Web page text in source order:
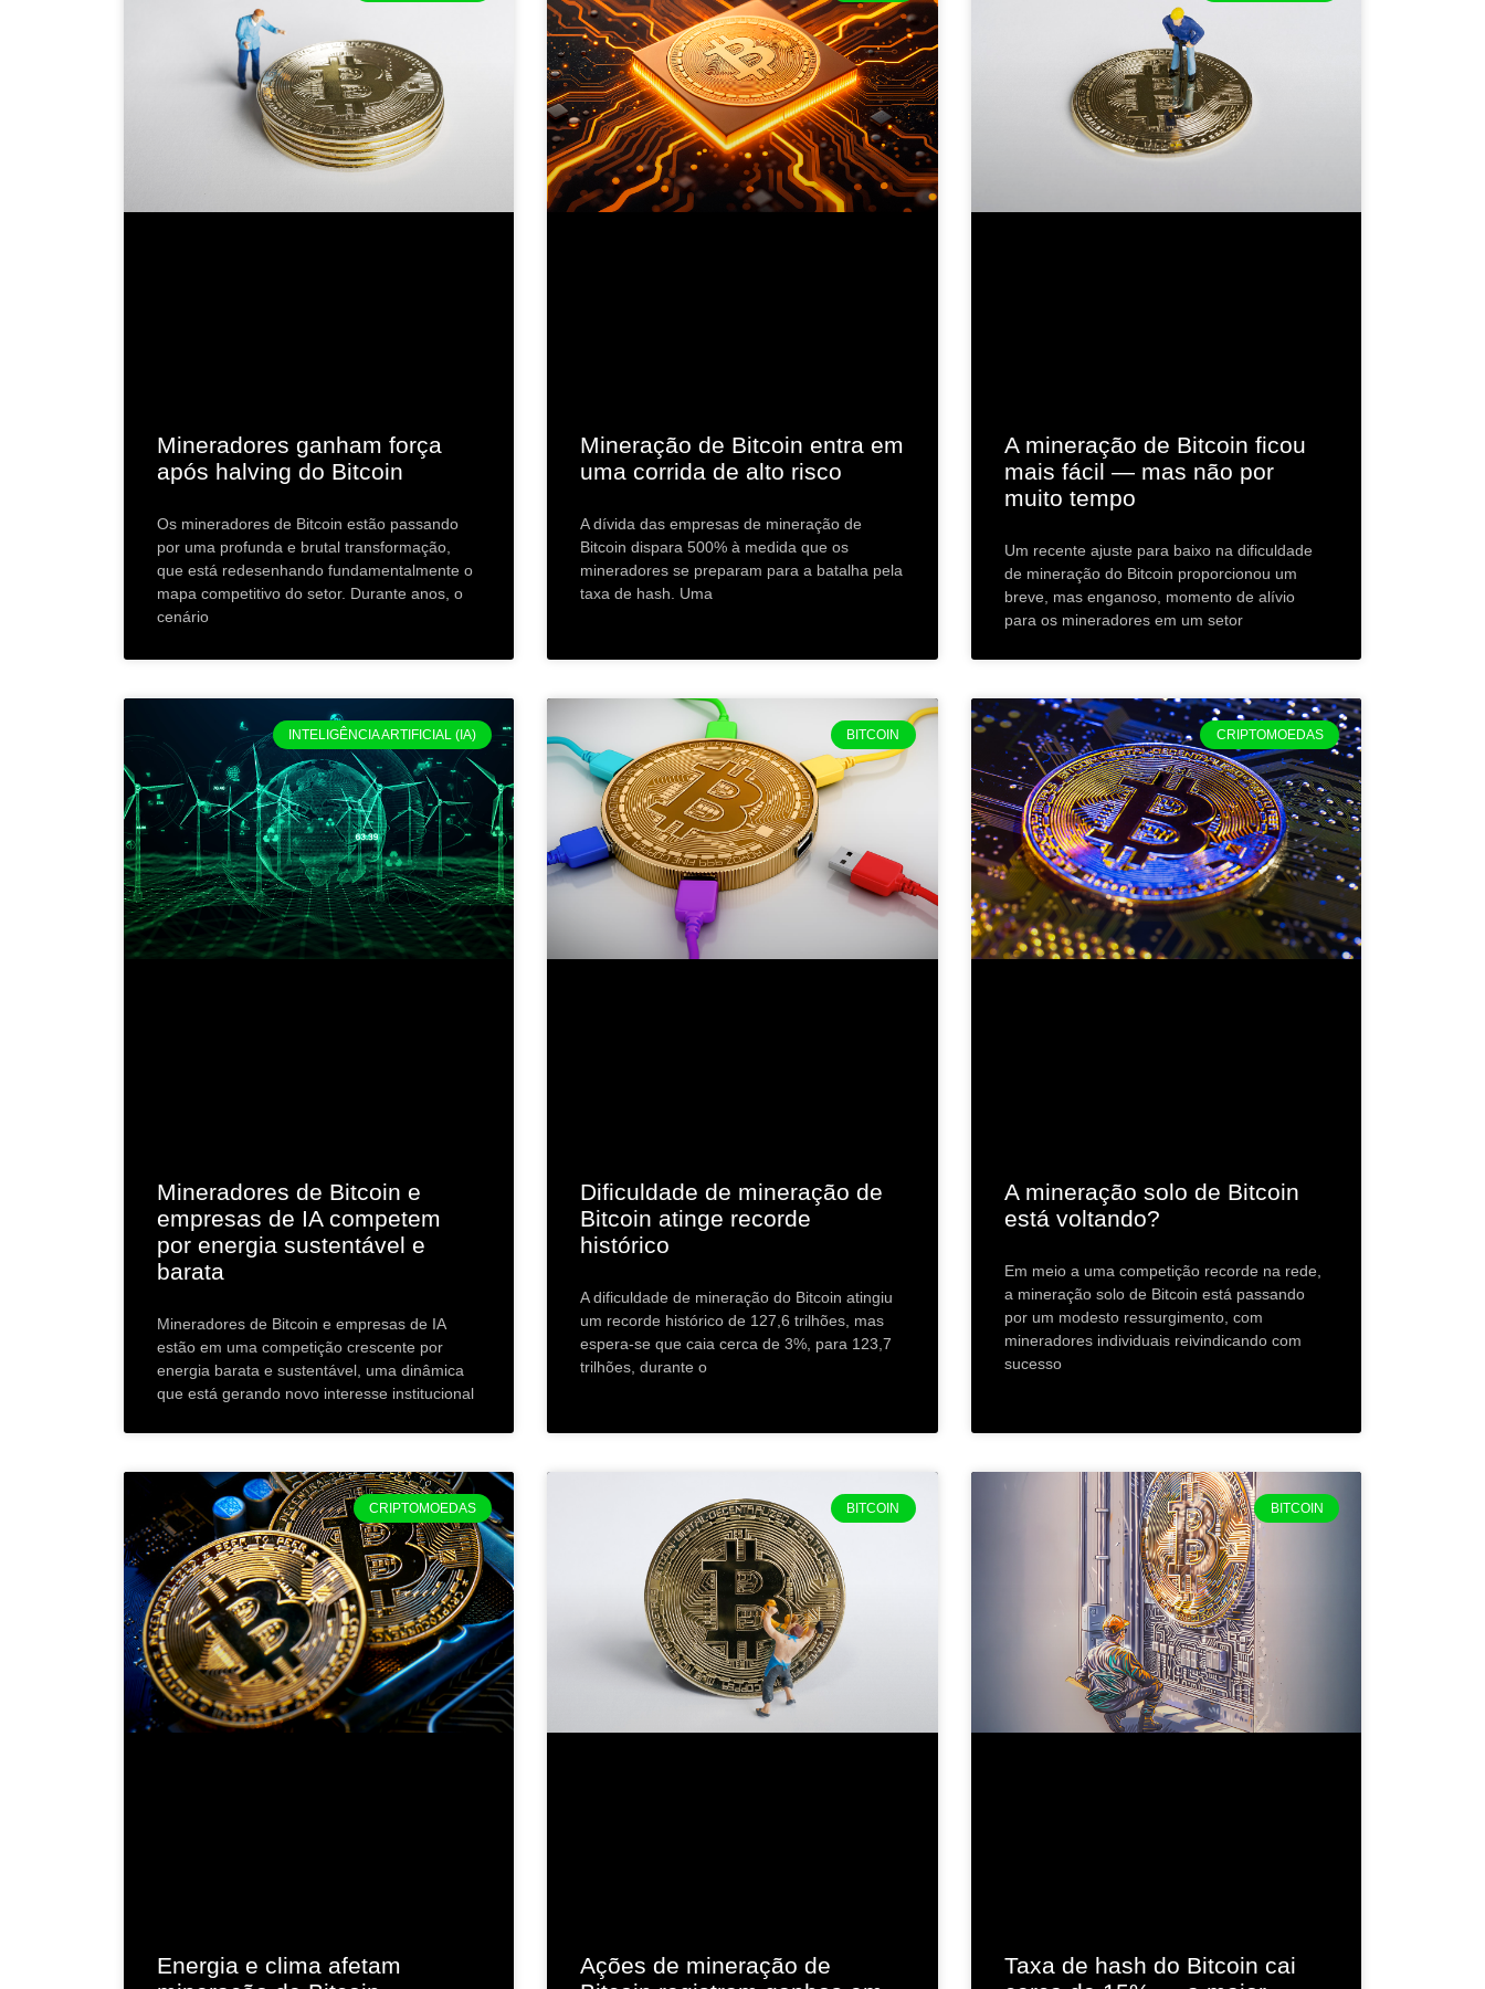
Mineradores ganham força
após halving do Bitcoin
Os mineradores de Bitcoin estão passando
por uma profunda e brutal transformação,
que está redesenhando fundamentalmente o
mapa competitivo do setor. Durante anos, o
cenário
Mineração de Bitcoin entra em
uma corrida de alto risco
A dívida das empresas de mineração de
Bitcoin dispara 500% à medida que os
mineradores se preparam para a batalha pela
taxa de hash. Uma
A mineração de Bitcoin ficou
mais fácil — mas não por
muito tempo
Um recente ajuste para baixo na dificuldade
de mineração do Bitcoin proporcionou um
breve, mas enganoso, momento de alívio
para os mineradores em um setor
INTELIGÊNCIA ARTIFICIAL (IA)
Mineradores de Bitcoin e
empresas de IA competem
por energia sustentável e
barata
Mineradores de Bitcoin e empresas de IA
estão em uma competição crescente por
energia barata e sustentável, uma dinâmica
que está gerando novo interesse institucional
BITCOIN
Dificuldade de mineração de
Bitcoin atinge recorde
histórico
A dificuldade de mineração do Bitcoin atingiu
um recorde histórico de 127,6 trilhões, mas
espera-se que caia cerca de 3%, para 123,7
trilhões, durante o
CRIPTOMOEDAS
A mineração solo de Bitcoin
está voltando?
Em meio a uma competição recorde na rede,
a mineração solo de Bitcoin está passando
por um modesto ressurgimento, com
mineradores individuais reivindicando com
sucesso
CRIPTOMOEDAS
Energia e clima afetam
BITCOIN
Ações de mineração de
BITCOIN
Taxa de hash do Bitcoin cai